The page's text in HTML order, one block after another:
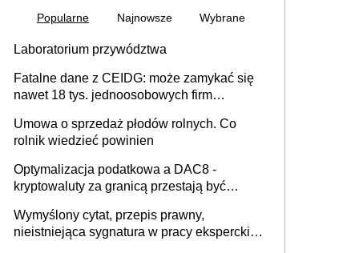
Popularne Najnowsze Wybrane
Laboratorium przywództwa
Fatalne dane z CEIDG: może zamykać się
nawet 18 tys. jednoosobowych firm
Umowa o sprzedaż płodów rolnych. Co
rolnik wiedzieć powinien
Optymalizacja podatkowa a DAC8 -
kryptowaluty za granicą przestają być
Wymyślony cytat, przepis prawny,
nieistniejąca sygnatura w pracy eksperckiej -